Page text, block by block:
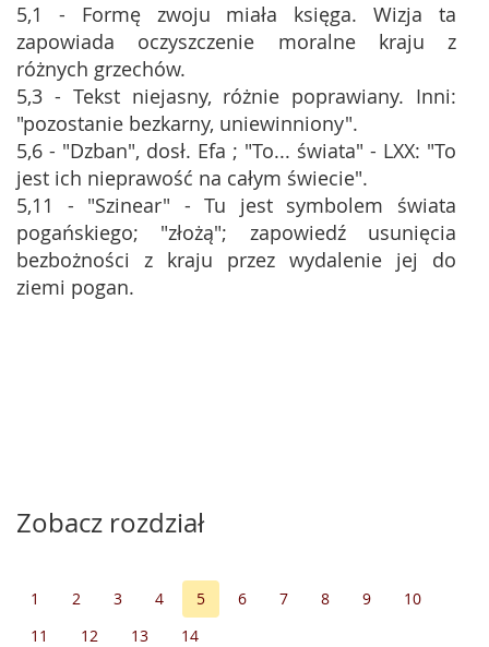
5,1 - Formę zwoju miała księga. Wizja ta
zapowiada oczyszczenie moralne kraju z
różnych grzechów.
5,3 - Tekst niejasny, różnie poprawiany. Inni:
"pozostanie bezkarny, uniewinniony".
5,6 - "Dzban", dosł. Efa ; "To... świata" - LXX: "To
jest ich nieprawość na całym świecie".
5,11 - "Szinear" - Tu jest symbolem świata
pogańskiego; "złożą"; zapowiedź usunięcia
bezbożności z kraju przez wydalenie jej do
ziemi pogan.
Zobacz rozdział
1 2 3 4 5 6 7 8 9
10
11
12 13 14